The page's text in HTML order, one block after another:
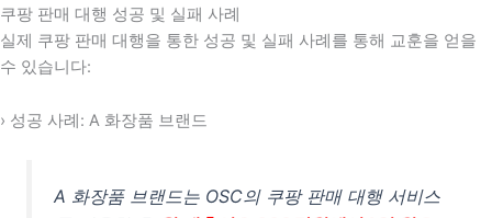
쿠팡 판매 대행 성공 및 실패 사례
실제 쿠팡 판매 대행을 통한 성공 및 실패 사례를 통해 교훈을 얻을
수 있습니다:
› 성공 사례: A 화장품 브랜드
A 화장품 브랜드는 OSC의 쿠팡 판매 대행 서비스